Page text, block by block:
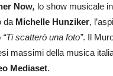
Now, lo show musicale
da Michelle Hunziker,
“Ti scatterò una foto”. Il
massimi della musica
Mediaset.